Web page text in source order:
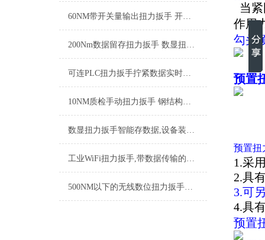
60NM带开关量输出扭力扳手 开关量扭力扳手实现拧紧信号反馈
200Nm数据留存扭力扳手 数显扭力扳手检测数据直接导出SGTST
可连PLC扭力扳手拧紧数据实时上传,直连PLC智能扭力扳手厂家
10NM质检手动扭力扳手 钢结构紧固力矩扳手 工业手动扭矩测量工具厂家
数显扭力扳手智能存数据,设备装配精密数字式智能力矩扳手厂家
工业WiFi扭力扳手,带数据传输的WiFi扭力扳手,数据款扭力扳手品牌
500NM以下的无线数位扭力扳手数据实时上传 车间质检用的无线扭力扳手品牌
当
作用
勾头
预置
预置扭
1.采
2.具
3.可
4.具
预置